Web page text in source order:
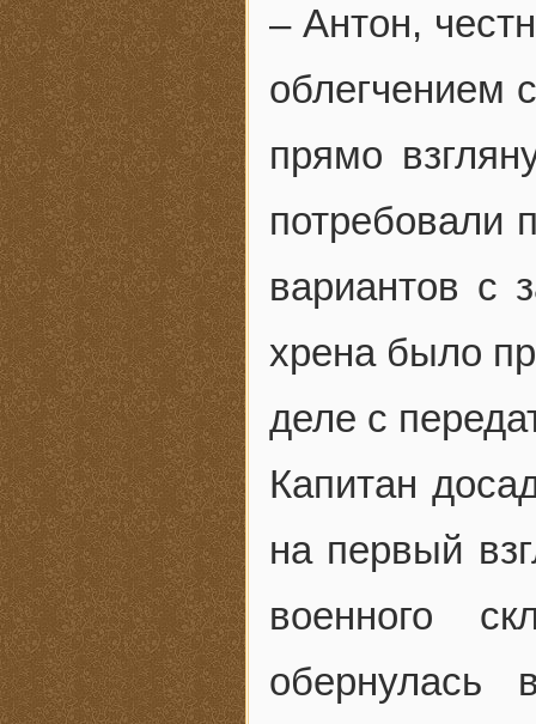
– Антон,
облегчением
прямо
потребовали
вариантов с
хрена было
деле с
Капитан
на первый
военного
обернулась